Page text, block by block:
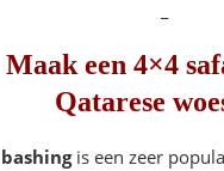
Maak een 4×4
Qatarese
is een zeer